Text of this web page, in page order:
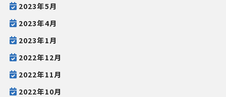
2023年5月
2023年4月
2023年1月
2022年12月
2022年11月
2022年10月